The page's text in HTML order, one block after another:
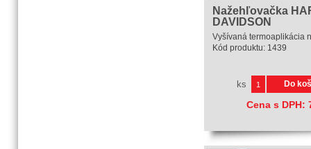
Nažehľovačka
DAVIDSON
Vyšívaná termoaplikácia
Kód produktu: 1439
ks Do
Cena s DPH: